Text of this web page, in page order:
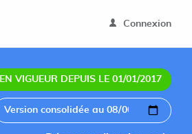
Connexion
EN VIGUEUR DEPUIS LE 01/01/2017